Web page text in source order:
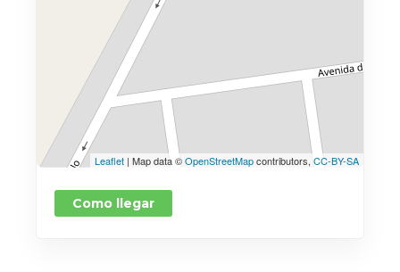
Leaflet | Map data ©OpenStreetMapcontributors, CC-BY-SA
Como llegar